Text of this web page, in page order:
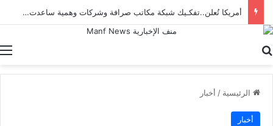
أمريكا تُعلن..تفكـيك شبكة مكاتب صرافة وشركات وهمية ساعدت إيران على تهـريب الأموال
الرئيسية / أخبار
أخبار